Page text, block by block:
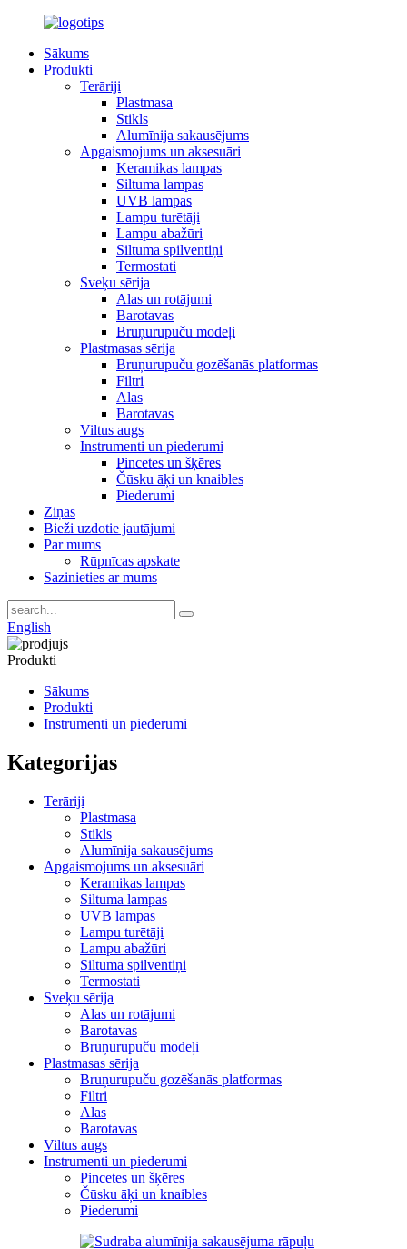
Sākums
Produkti
Terāriji
Plastmasa
Stikls
Alumīnija sakausējums
Apgaismojums un aksesuāri
Keramikas lampas
Siltuma lampas
UVB lampas
Lampu turētāji
Lampu abažūri
Siltuma spilventiņi
Termostati
Sveķu sērija
Alas un rotājumi
Barotavas
Bruņurupuču modeļi
Plastmasas sērija
Bruņurupuču gozēšanās platformas
Filtri
Alas
Barotavas
Viltus augs
Instrumenti un piederumi
Pincetes un šķēres
Čūsku āķi un knaibles
Piederumi
Ziņas
Bieži uzdotie jautājumi
Par mums
Rūpnīcas apskate
Sazinieties ar mums
English
Produkti
Sākums
Produkti
Instrumenti un piederumi
Kategorijas
Terāriji
Plastmasa
Stikls
Alumīnija sakausējums
Apgaismojums un aksesuāri
Keramikas lampas
Siltuma lampas
UVB lampas
Lampu turētāji
Lampu abažūri
Siltuma spilventiņi
Termostati
Sveķu sērija
Alas un rotājumi
Barotavas
Bruņurupuču modeļi
Plastmasas sērija
Bruņurupuču gozēšanās platformas
Filtri
Alas
Barotavas
Viltus augs
Instrumenti un piederumi
Pincetes un šķēres
Čūsku āķi un knaibles
Piederumi